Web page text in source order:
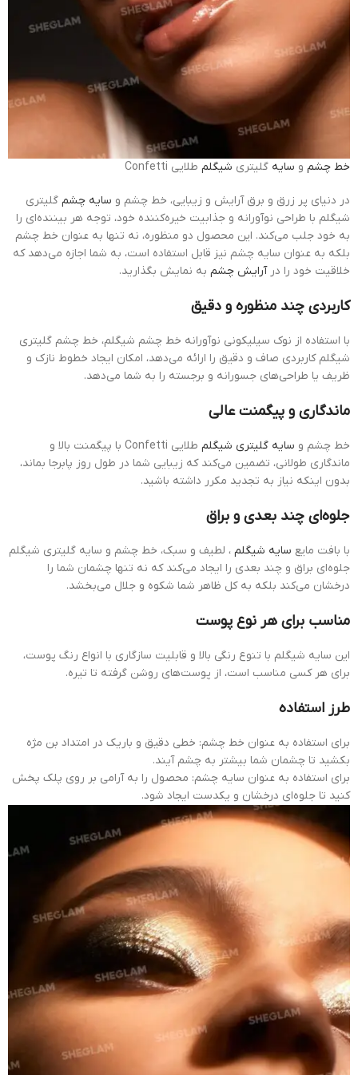
خط چشم و سایه گلیتری شیگلم طلایی Confetti
در دنیای پر زرق و برق آرایش و زیبایی، خط چشم و سایه چشم گلیتری
شیگلم با طراحی نوآورانه و جذابیت خیره‌کننده خود، توجه هر بیننده‌ای را
به خود جلب می‌کند. این محصول دو منظوره، نه تنها به عنوان خط چشم
بلکه به عنوان سایه چشم نیز قابل استفاده است، به شما اجازه می‌دهد که
خلاقیت خود را درآرایش چشم به نمایش بگذارید.
کاربردی چند منظوره و دقیق
با استفاده از نوک سیلیکونی نوآورانه خط چشم شیگلم، خط چشم گلیتری
شیگلم کاربردی صاف و دقیق را ارائه می‌دهد، امکان ایجاد خطوط نازک و
ظریف یا طراحی‌های جسورانه و برجسته را به شما می‌دهد.
ماندگاری و پیگمنت عالی
خط چشم و سایه گلیتری شیگلم
طلایی Confetti با پیگمنت بالا و
ماندگاری طولانی، تضمین می‌کند که زیبایی شما در طول روز پابرجا بماند،
بدون اینکه نیاز به تجدید مکرر داشته باشید.
جلوه‌ای چند بعدی و براق
با بافت مایع سایه شیگلم ، لطیف و سبک، خط چشم و سایه گلیتری شیگلم
جلوه‌ای براق و چند بعدی را ایجاد می‌کند که نه تنها چشمان شما را
درخشان می‌کند بلکه به کل ظاهر شما شکوه و جلال می‌بخشد.
مناسب برای هر نوع پوست
این سایه شیگلم با تنوع رنگی بالا و قابلیت سازگاری با انواع رنگ پوست،
برای هر کسی مناسب است، از پوست‌های روشن گرفته تا تیره.
طرز استفاده
برای استفاده به عنوان خط چشم: خطی دقیق و باریک در امتداد بن مژه
بکشید تا چشمان شما بیشتر به چشم آیند.
برای استفاده به عنوان سایه چشم: محصول را به آرامی بر روی پلک پخش
کنید تا جلوه‌ای درخشان و یکدست ایجاد شود.